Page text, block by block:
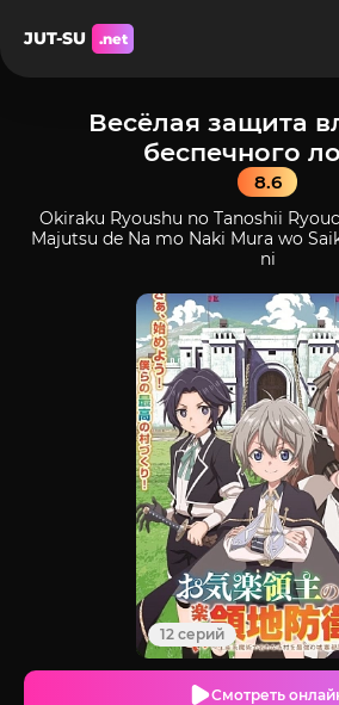
JUT-SU .net
Весёлая защита
беспечного
8.6
Okiraku Ryoushu no Tanoshii
Majutsu de Na mo Naki Mura wo
ni
12 серий
Смотреть